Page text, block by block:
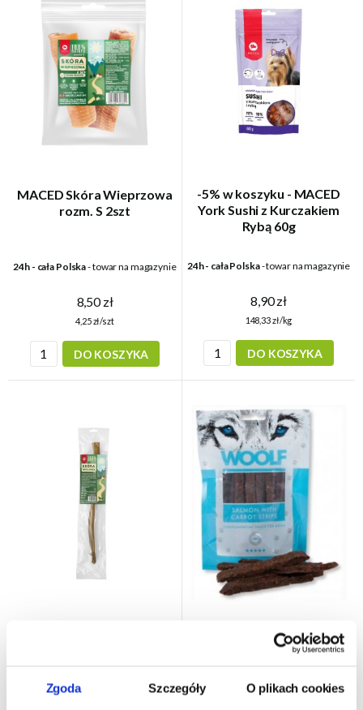
Zgoda Szczegóły O plikach cookies
MACED Skóra Wieprzowa
rozm. S 2szt
24h - cała Polska- towar na magazynie
8,50 zł
4,25 zł/szt
DO KOSZYKA
-5% w koszyku - MACED
York Sushi z Kurczakiem
Rybą 60g
24h - cała Polska- towar na magazynie
8,90 zł
148,33 zł/kg
DO KOSZYKA
24h - cała Polska
Carrot Strips 100g
24h - cała Polska- towar na magazynie